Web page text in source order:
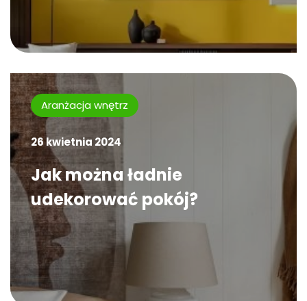
Aranżacja wnętrz
26 kwietnia 2024
Jak można ładnie
udekorować pokój?